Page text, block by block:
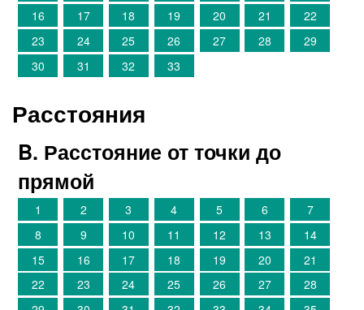
16
17 18 19 20 21
22
23
24 25 26 27 28
29
30
31 32 33
Расстояния
B. Расстояние от точки до
прямой
1 2 3 4 5 6
7
8
9 10 11 12 13
14
15
16 17 18 19 20
21
22
23 24 25 26 27
28